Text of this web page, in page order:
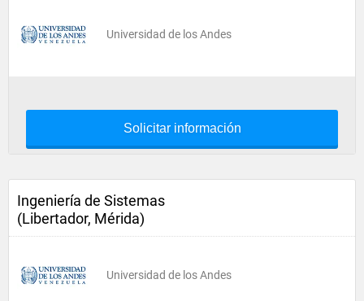
Universidad de los Andes
Solicitar información
Ingeniería de Sistemas
(Libertador, Mérida)
Universidad de los Andes